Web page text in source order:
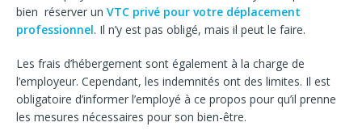
bien réserver un VTC privé pour votre déplacement
professionnel. Il n’y est pas obligé, mais il peut le faire.
Les frais d’hébergement sont également à la charge de
l’employeur. Cependant, les indemnités ont des limites. Il est
obligatoire d’informer l’employé à ce propos pour qu’il prenne
les mesures nécessaires pour son bien-être.